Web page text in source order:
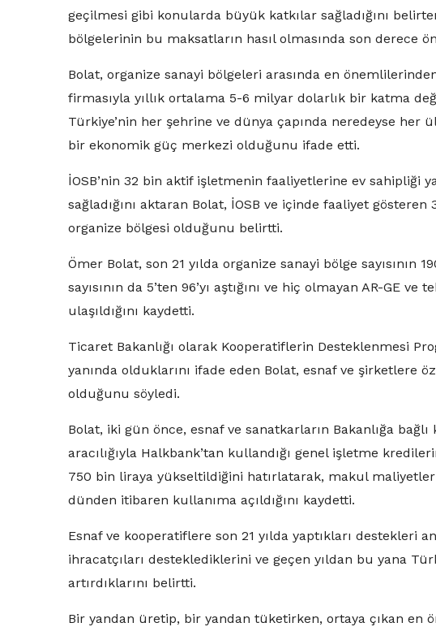
geçilmesi gibi konularda büyük katkılar sağladığını
bölgelerinin bu maksatların hasıl olmasında son derece
Bolat, organize sanayi bölgeleri arasında en
firmasıyla yıllık ortalama 5-6 milyar dolarlık bir katma
Türkiye’nin her şehrine ve dünya çapında neredeyse
bir ekonomik güç merkezi olduğunu ifade etti.
İOSB’nin 32 bin aktif işletmenin faaliyetlerine ev sahipliği
sağladığını aktaran Bolat, İOSB ve içinde faaliyet
organize bölgesi olduğunu belirtti.
Ömer Bolat, son 21 yılda organize sanayi bölge sayısının
sayısının da 5’ten 96’yı aştığını ve hiç olmayan AR-GE
ulaşıldığını kaydetti.
Ticaret Bakanlığı olarak Kooperatiflerin Desteklenmesi
yanında olduklarını ifade eden Bolat, esnaf ve şirketlere
olduğunu söyledi.
Bolat, iki gün önce, esnaf ve sanatkarların Bakanlığa
aracılığıyla Halkbank’tan kullandığı genel işletme
750 bin liraya yükseltildiğini hatırlatarak, makul
dünden itibaren kullanıma açıldığını kaydetti.
Esnaf ve kooperatiflere son 21 yılda yaptıkları destekleri
ihracatçıları desteklediklerini ve geçen yıldan bu yana
artırdıklarını belirtti.
Bir yandan üretip, bir yandan tüketirken, ortaya çıkan en